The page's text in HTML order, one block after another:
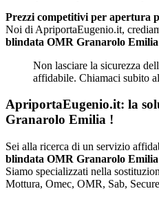
Prezzi competitivi per apertura
Noi di ApriportaEugenio.it,
blindata OMR Granarolo Emilia
Non lasciare la sicurezza
affidabile. Chiamaci subito al
ApriportaEugenio.it: la
Granarolo Emilia !
Sei alla ricerca di un servizio
blindata OMR Granarolo Emilia
Siamo specializzati nella
Mottura, Omec, OMR, Sab,